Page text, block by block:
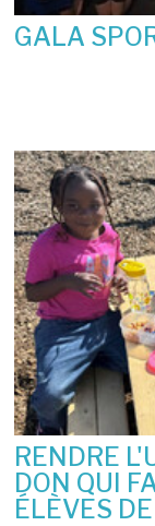
GALA
RENDRE
DON QUI
ÉLÈVES